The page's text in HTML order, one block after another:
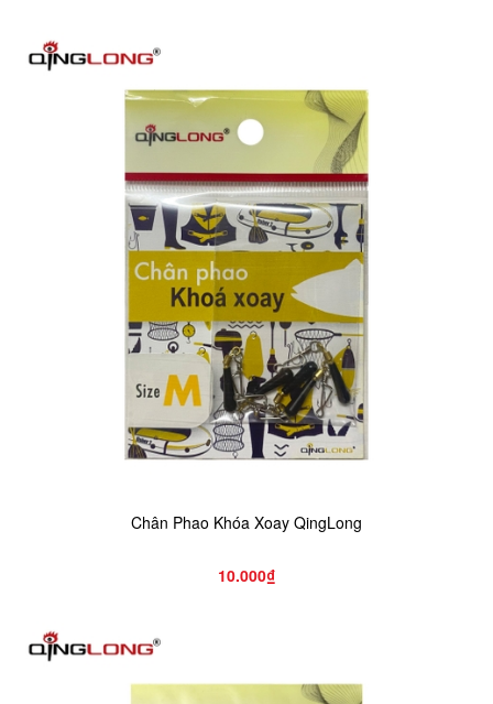
Chân Phao Khóa Xoay QingLong
10.000₫